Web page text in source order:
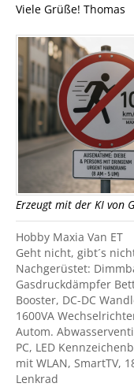
Viele Grüße! Thomas
Erzeugt mit der KI von
Hobby Maxia Van ET
Geht nicht, gibt´s
Nachgerüstet:
Gasdruckdämpfer
Booster, DC-DC
1600VA
Autom.
PC, LED
mit WLAN, SmartTV,
Lenkrad